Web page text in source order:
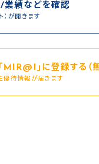
業績などを確認
が開きます
｣に登録する（無
優待情報が届きます